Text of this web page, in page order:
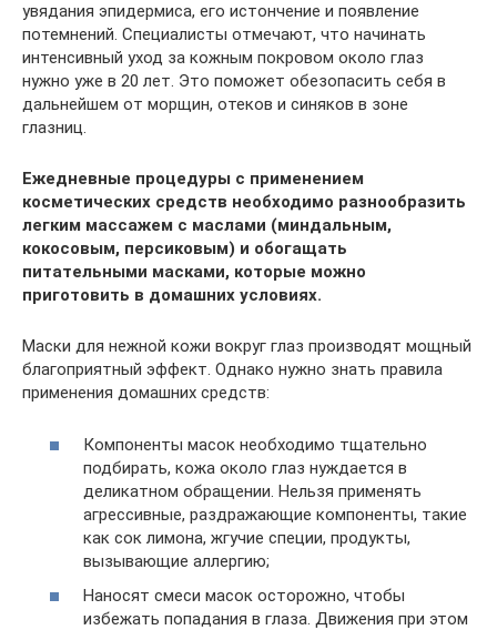
увядания эпидермиса, его истончение и появление
потемнений. Специалисты отмечают, что начинать
интенсивный уход за кожным покровом около глаз
нужно уже в 20 лет. Это поможет обезопасить себя в
дальнейшем от морщин, отеков и синяков в зоне
глазниц.
Ежедневные процедуры с применением
косметических средств необходимо разнообразить
легким массажем с маслами (миндальным,
кокосовым, персиковым) и обогащать
питательными масками, которые можно
приготовить в домашних условиях.
Маски для нежной кожи вокруг глаз производят мощный
благоприятный эффект. Однако нужно знать правила
применения домашних средств:
Компоненты масок необходимо тщательно
подбирать, кожа около глаз нуждается в
деликатном обращении. Нельзя применять
агрессивные, раздражающие компоненты, такие
как сок лимона, жгучие специи, продукты,
вызывающие аллергию;
Наносят смеси масок осторожно, чтобы
избежать попадания в глаза. Движения при этом